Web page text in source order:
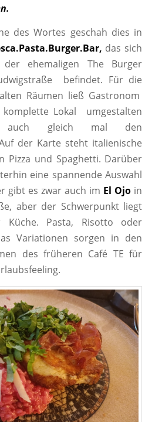
des Wortes geschah dies in
das sich
ehemaligen The Burger
befindet. Für die
Räumen ließ Gastronom
komplette Lokal umgestalten
auch gleich mal den
der Karte steht italienische
Pizza und Spaghetti. Darüber
eine spannende Auswahl
gibt es zwar auch im El Ojo in
aber der Schwerpunkt liegt
Küche. Pasta, Risotto oder
Variationen sorgen in den
des früheren Café TE für